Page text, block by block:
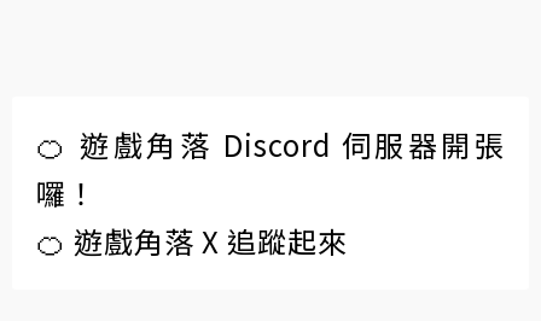
🍊 遊戲角落 Discord 伺服器開張
囉！
🍊 遊戲角落 X 追蹤起來